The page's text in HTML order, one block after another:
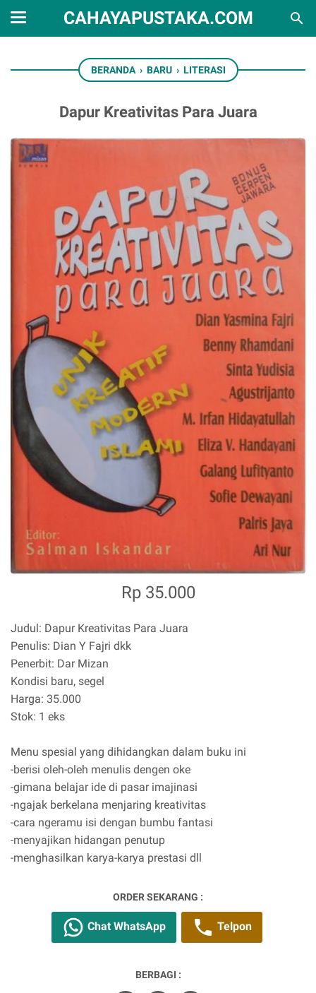
CAHAYAPUSTAKA.COM
BERANDA › BARU › LITERASI
Dapur Kreativitas Para Juara
Rp 35.000
Judul: Dapur Kreativitas Para Juara
Penulis: Dian Y Fajri dkk
Penerbit: Dar Mizan
Kondisi baru, segel
Harga: 35.000
Stok: 1 eks
Menu spesial yang dihidangkan dalam buku ini
-berisi oleh-oleh menulis dengen oke
-gimana belajar ide di pasar imajinasi
-ngajak berkelana menjaring kreativitas
-cara ngeramu isi dengan bumbu fantasi
-menyajikan hidangan penutup
-menghasilkan karya-karya prestasi dll
ORDER SEKARANG :
Chat WhatsApp Telpon
BERBAGI :